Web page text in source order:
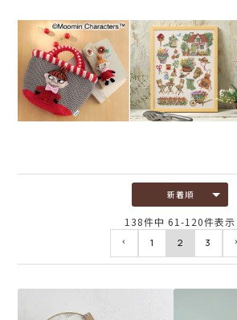
新着順
138件中 61 -120件表示
1 2 3